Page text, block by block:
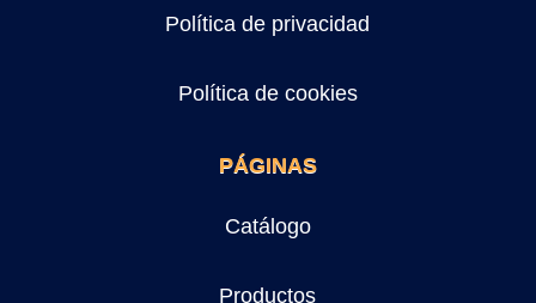
Política de privacidad
Política de cookies
PÁGINAS
Catálogo
Productos